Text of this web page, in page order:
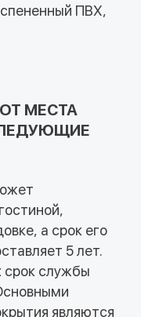
ПВХ,
МЕСТА
а срок его
5 лет.
срок службы
являются